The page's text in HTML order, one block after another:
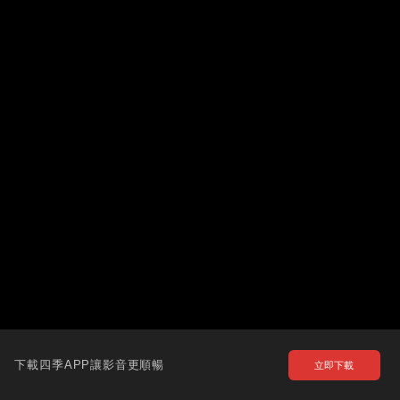
下載四季APP讓影音更順暢 立即下載